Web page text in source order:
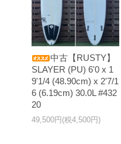
中古【RUSTY】
SLAYER (PU) 6'0 x 1
9'1/4 (48.90cm) x 2'7/1
6 (6.19cm) 30.0L #432
20
49,500円(税4,500円)